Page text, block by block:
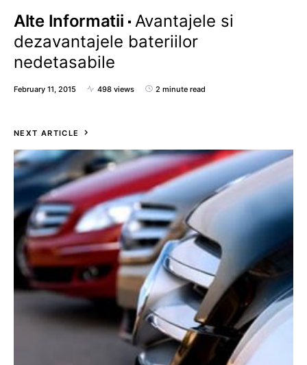
Alte Informatii Avantajele si
dezavantajele bateriilor
nedetasabile
February 11, 2015 498 views 2 minute read
NEXT ARTICLE